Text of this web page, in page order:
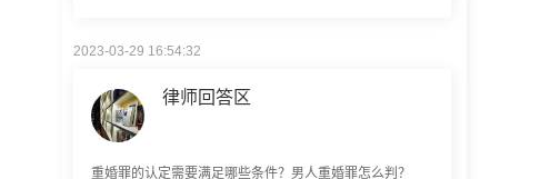
律师回答区
重婚罪的认定需要满足哪些条件？男人重婚罪怎么判？